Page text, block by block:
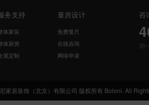
务支持
体家装
体厨房
屋定制
量房设计
免费量尺
在线咨询
网络申请
咨
周
家居装饰（北京）有限公司 版权所有 Boloni. All